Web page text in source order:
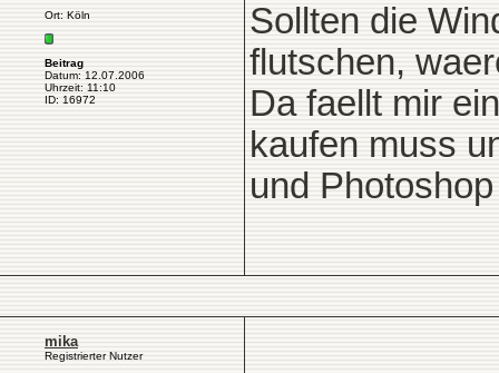
Ort: Köln
Beitrag
Datum: 12.07.2006
Uhrzeit: 11:10
ID: 16972
Sollten die
flutschen,
Da faellt mir
kaufen muss
und
mika
Registrierter Nutzer